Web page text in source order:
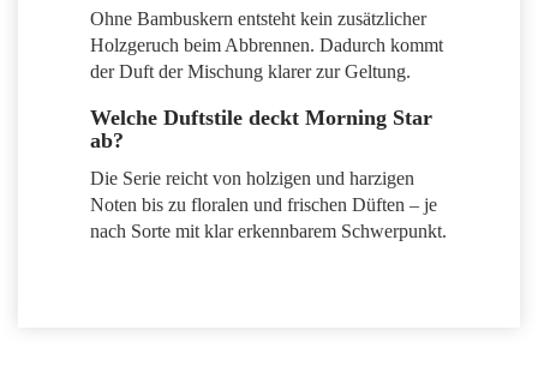
Ohne Bambuskern entsteht kein zusätzlicher
Holzgeruch beim Abbrennen. Dadurch kommt
der Duft der Mischung klarer zur Geltung.
Welche Duftstile deckt Morning Star
ab?
Die Serie reicht von holzigen und harzigen
Noten bis zu floralen und frischen Düften – je
nach Sorte mit klar erkennbarem Schwerpunkt.